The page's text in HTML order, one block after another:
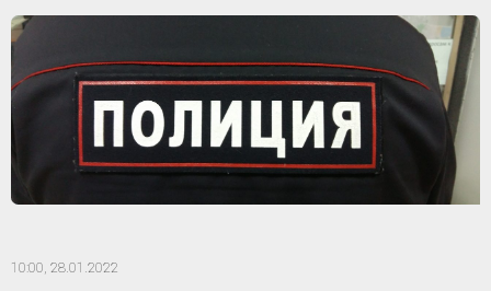
10:00, 28.01.2022